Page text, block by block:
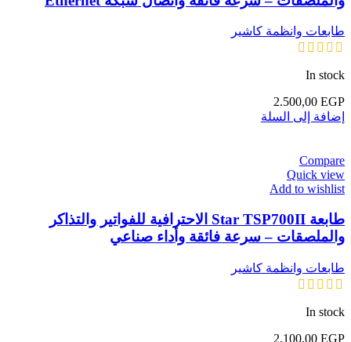
طابعات وانظمة كاشير
In stock
2.500,00 EGP
إضافة إلى السلة
Compare
Quick view
Add to wishlist
طابعة Star TSP700II الاحترافية للفواتير والتذاكر
والملصقات – سرعة فائقة وأداء صناعي
طابعات وانظمة كاشير
In stock
2.100,00 EGP